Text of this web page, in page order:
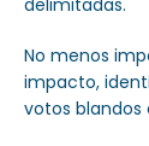
delimitadas.
No menos
impacto,
votos blandos